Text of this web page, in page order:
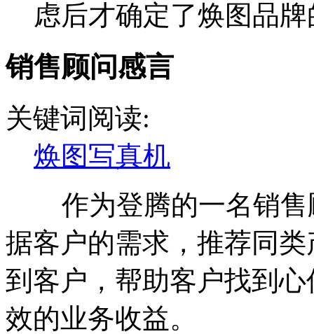
虑后才确定了焕图品
销售顾问感言
关键词阅读:
焕图写真机
作为登腾的一名销售
据客户的需求，推荐同
到客户，帮助客户找到
效的业务收益。